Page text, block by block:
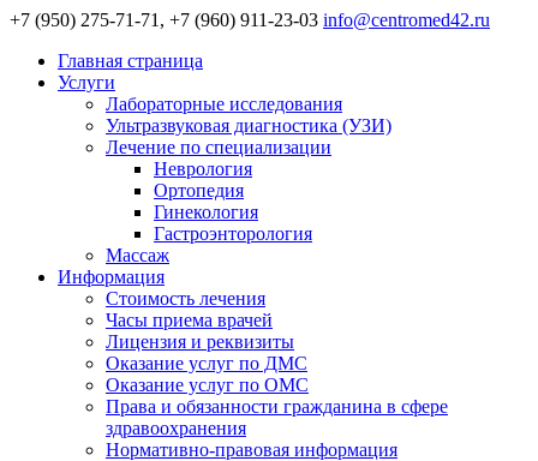
+7 (950) 275-71-71, +7 (960) 911-23-03 info@centromed42.ru
Главная страница
Услуги
Лабораторные исследования
Ультразвуковая диагностика (УЗИ)
Лечение по специализации
Неврология
Ортопедия
Гинекология
Гастроэнторология
Массаж
Информация
Стоимость лечения
Часы приема врачей
Лицензия и реквизиты
Оказание услуг по ДМС
Оказание услуг по ОМС
Права и обязанности гражданина в сфере
здравоохранения
Нормативно-правовая информация